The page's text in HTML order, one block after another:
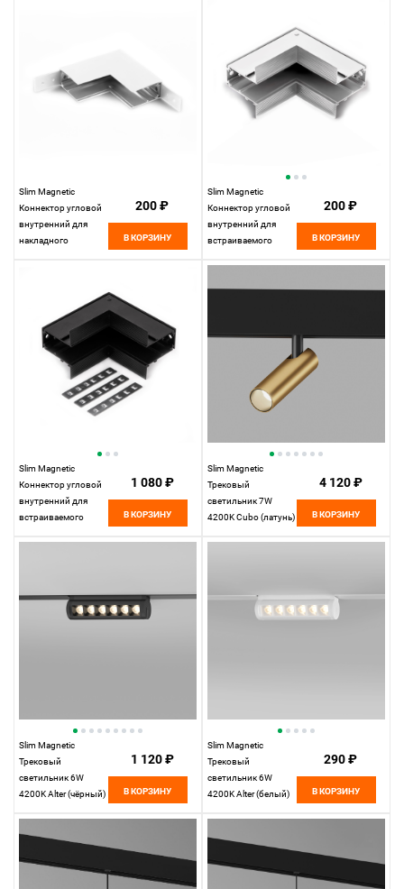
Slim Magnetic
Коннектор угловой
внутренний для
накладного
200 ₽
В КОРЗИНУ
Slim Magnetic
Коннектор угловой
внутренний для
встраиваемого
Elektrostandard
200 ₽
В КОРЗИНУ
Slim Magnetic
Коннектор угловой
внутренний для
встраиваемого
1 080 ₽
В КОРЗИНУ
Slim Magnetic
Трековый
светильник 7W
4200K Cubo (латунь)
4 120 ₽
В КОРЗИНУ
Slim Magnetic
Трековый
светильник 6W
4200K Alter (чёрный)
1 120 ₽
В КОРЗИНУ
Slim Magnetic
Трековый
светильник 6W
4200K Alter (белый)
290 ₽
В КОРЗИНУ